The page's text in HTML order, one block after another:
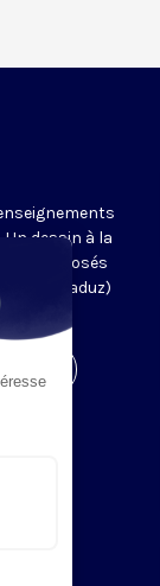
Un dessin à la
proposés
de Vaduz)